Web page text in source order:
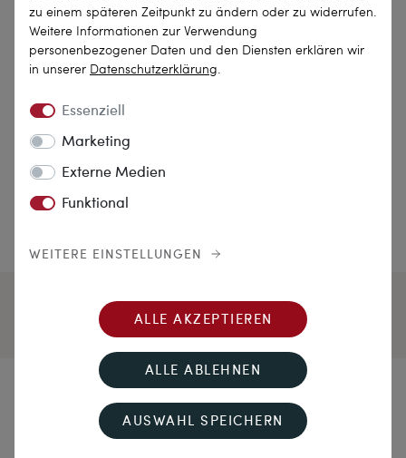
Kult der Freundschaft
zu einem späteren Zeitpunkt zu ändern oder zu widerrufen.
Weitere Informationen zur Verwendung
personenbezogener Daten und den Diensten erklären wir
in unserer Daten­schutz­erklärung.
Essenziell
Marketing
Externe Medien
Funktional
WEITERE EINSTELLUNGEN
ALLE AKZEPTIEREN
ALLE ABLEHNEN
AUSWAHL SPEICHERN